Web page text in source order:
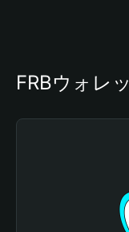
FRBウォレ